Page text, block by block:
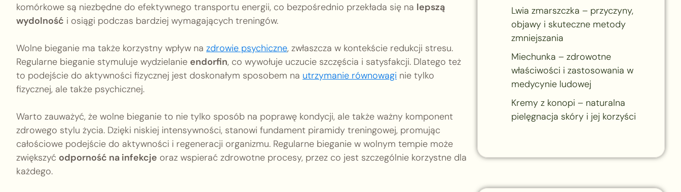
komórkowe są niezbędne do efektywnego transportu energii, co bezpośrednio przekłada się na lepszą
wydolność i osiągi podczas bardziej wymagających treningów.
Wolne bieganie ma także korzystny wpływ na zdrowie psychiczne, zwłaszcza w kontekście redukcji stresu.
Regularne bieganie stymuluje wydzielanie endorfin, co wywołuje uczucie szczęścia i satysfakcji. Dlatego też
to podejście do aktywności fizycznej jest doskonałym sposobem na utrzymanie równowagi nie tylko
fizycznej, ale także psychicznej.
Warto zauważyć, że wolne bieganie to nie tylko sposób na poprawę kondycji, ale także ważny komponent
zdrowego stylu życia. Dzięki niskiej intensywności, stanowi fundament piramidy treningowej, promując
całościowe podejście do aktywności i regeneracji organizmu. Regularne bieganie w wolnym tempie może
zwiększyć odporność na infekcje oraz wspierać zdrowotne procesy, przez co jest szczególnie korzystne dla
każdego.
Lwia zmarszczka – przyczyny,
objawy i skuteczne metody
zmniejszania
Miechunka – zdrowotne
właściwości i zastosowania w
medycynie ludowej
Kremy z konopi – naturalna
pielęgnacja skóry i jej korzyści